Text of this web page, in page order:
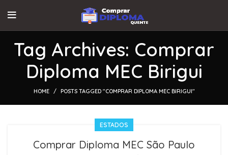
Tag Archives: Comprar
Diploma MEC Birigui
HOME POSTS TAGGED "COMPRAR DIPLOMA MEC BIRIGUI"
ESTADOS
Comprar Diploma MEC São Paulo